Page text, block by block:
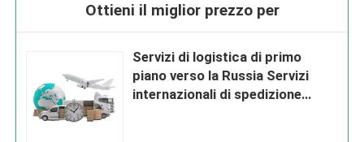
Ottieni il miglior prezzo per
Servizi di logistica di primo
piano verso la Russia Servizi
internazionali di spedizione